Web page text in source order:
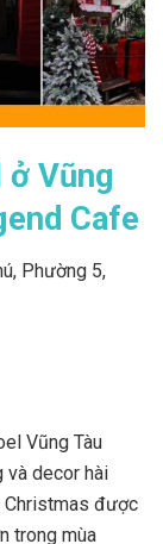
Vũng
Cafe
Phường 5,
Vũng Tàu
và decor hài
Christmas được
trong mùa